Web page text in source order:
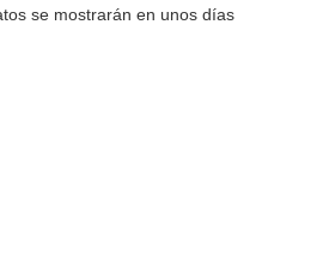
se mostrarán en unos días